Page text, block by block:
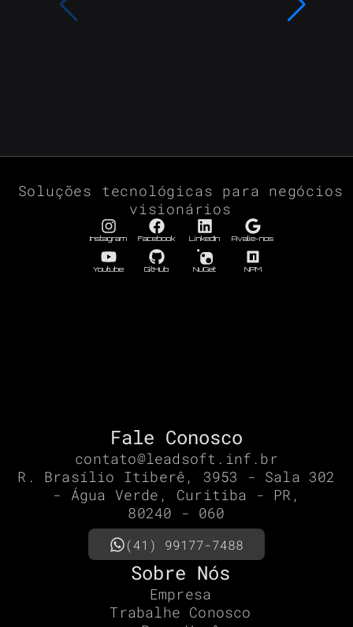
Soluções tecnológicas para negócios
visionários
Instagram Facebook LinkedIn Avalie-nos
Youtube GitHub NuGet NPM
Fale Conosco
contato@leadsoft.inf.br
R. Brasílio Itiberê, 3953 - Sala 302
- Água Verde, Curitiba - PR,
80240 - 060
(41) 99177-7488
Sobre Nós
Empresa
Trabalhe Conosco